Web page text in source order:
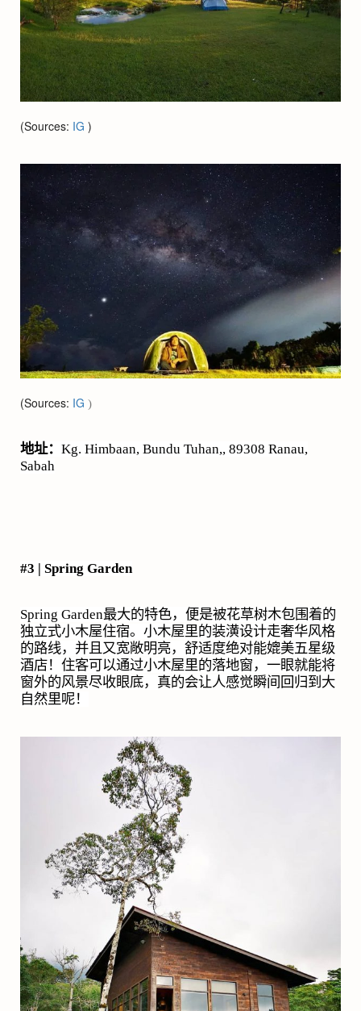
(Sources: IG )
(Sources: IG )
地址： Kg. Himbaan, Bundu Tuhan,, 89308 Ranau,
Sabah
#3 | Spring Garden
Spring Garden最大的特色，便是被花草树木包围着的
独立式小木屋住宿。小木屋里的装潢设计走奢华风格
的路线，并且又宽敞明亮，舒适度绝对能媲美五星级
酒店！住客可以通过小木屋里的落地窗，一眼就能将
窗外的风景尽收眼底，真的会让人感觉瞬间回归到大
自然里呢！